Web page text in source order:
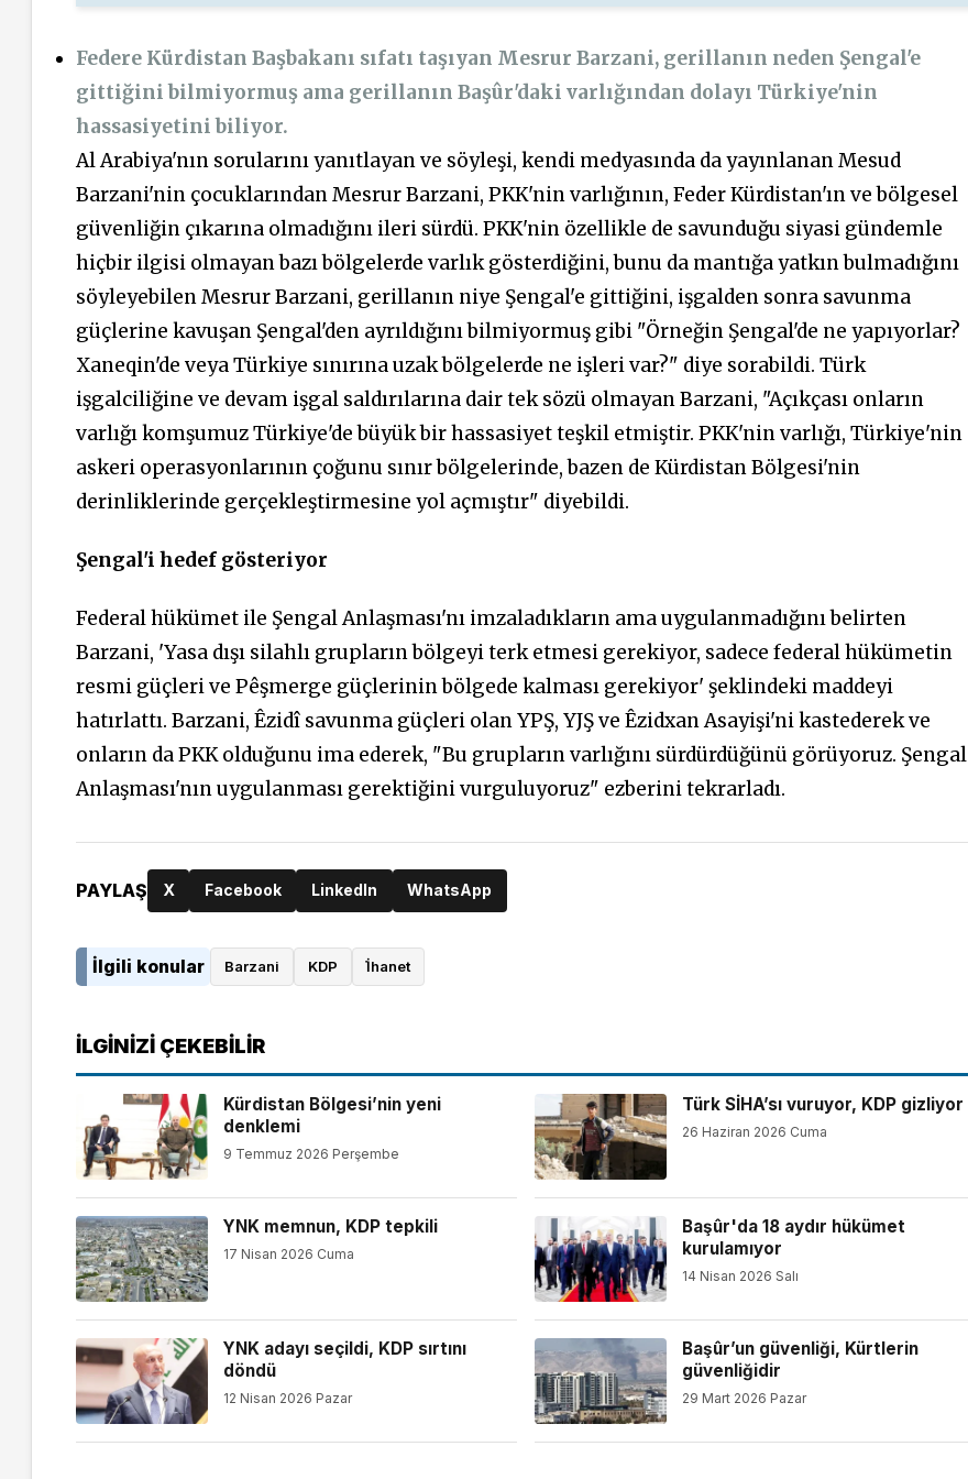
Federe Kürdistan Başbakanı sıfatı taşıyan Mesrur Barzani, gerillanın neden Şengal'e
gittiğini bilmiyormuş ama gerillanın Başûr'daki varlığından dolayı Türkiye'nin
hassasiyetini biliyor.
Al Arabiya'nın sorularını yanıtlayan ve söyleşi, kendi medyasında da yayınlanan Mesud
Barzani'nin çocuklarından Mesrur Barzani, PKK'nin varlığının, Feder Kürdistan'ın ve bölgesel
güvenliğin çıkarına olmadığını ileri sürdü. PKK'nin özellikle de savunduğu siyasi gündemle
hiçbir ilgisi olmayan bazı bölgelerde varlık gösterdiğini, bunu da mantığa yatkın bulmadığını
söyleyebilen Mesrur Barzani, gerillanın niye Şengal'e gittiğini, işgalden sonra savunma
güçlerine kavuşan Şengal'den ayrıldığını bilmiyormuş gibi "Örneğin Şengal'de ne yapıyorlar?
Xaneqin'de veya Türkiye sınırına uzak bölgelerde ne işleri var?" diye sorabildi. Türk
işgalciliğine ve devam işgal saldırılarına dair tek sözü olmayan Barzani, "Açıkçası onların
varlığı komşumuz Türkiye'de büyük bir hassasiyet teşkil etmiştir. PKK'nin varlığı, Türkiye'nin
askeri operasyonlarının çoğunu sınır bölgelerinde, bazen de Kürdistan Bölgesi'nin
derinliklerinde gerçekleştirmesine yol açmıştır" diyebildi.
Şengal'i hedef gösteriyor
Federal hükümet ile Şengal Anlaşması'nı imzaladıkların ama uygulanmadığını belirten
Barzani, 'Yasa dışı silahlı grupların bölgeyi terk etmesi gerekiyor, sadece federal hükümetin
resmi güçleri ve Pêşmerge güçlerinin bölgede kalması gerekiyor' şeklindeki maddeyi
hatırlattı. Barzani, Êzidî savunma güçleri olan YPŞ, YJŞ ve Êzidxan Asayişi'ni kastederek ve
onların da PKK olduğunu ima ederek, "Bu grupların varlığını sürdürdüğünü görüyoruz. Şengal
Anlaşması'nın uygulanması gerektiğini vurguluyoruz" ezberini tekrarladı.
PAYLAŞ X Facebook LinkedIn WhatsApp
İlgili konular Barzani KDP İ̇hanet
İLGINIZI ÇEKEBILIR
Kürdistan Bölgesi’nin yeni
denklemi
9 Temmuz 2026 Perşembe
Türk SİHA’sı vuruyor, KDP gizliyor
26 Haziran 2026 Cuma
YNK memnun, KDP tepkili
17 Nisan 2026 Cuma
Başûr'da 18 aydır hükümet
kurulamıyor
14 Nisan 2026 Salı
YNK adayı seçildi, KDP sırtını
döndü
12 Nisan 2026 Pazar
Başûr’un güvenliği, Kürtlerin
güvenliğidir
29 Mart 2026 Pazar